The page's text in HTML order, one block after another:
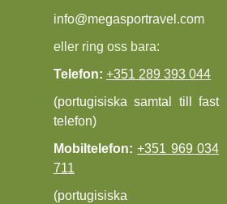
info@megasportravel.com
eller ring oss bara:
Telefon: +351 289 393 044
(portugisiska samtal till fast
telefon)
Mobiltelefon: +351 969 034
711
(portugisiska